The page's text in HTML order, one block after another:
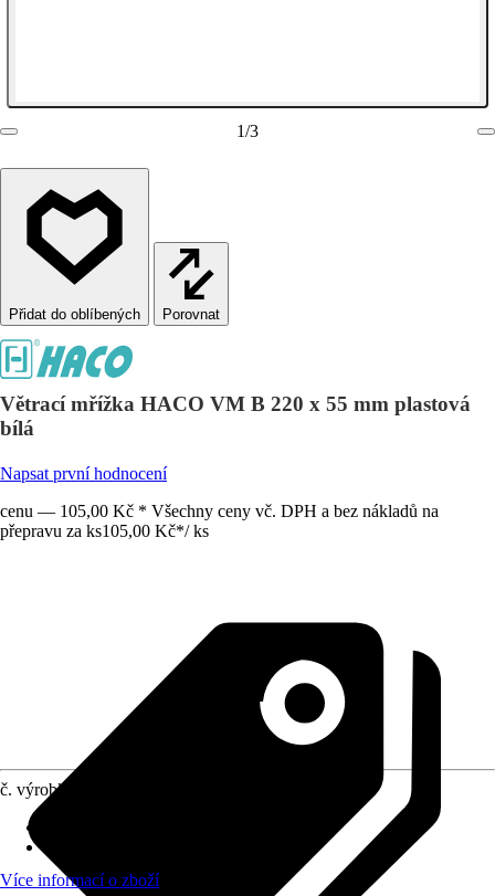
1/3
Porovnat
Větrací mřížka HACO VM B 220 x 55 mm plastová
bílá
Napsat první hodnocení
cenu — 105,00 Kč * Všechny ceny vč. DPH a bez nákladů na
přepravu za ks105,00 Kč*/ ks
č. výrobku
Více informací o zboží